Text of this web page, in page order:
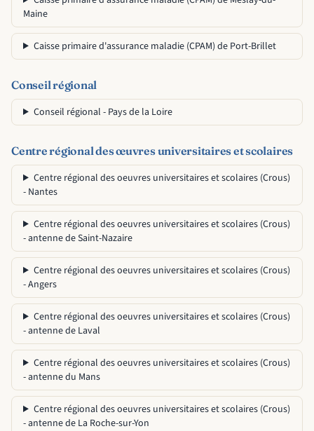
Maine
Caisse primaire d'assurance maladie (CPAM) de Port-Brillet
Conseil régional
Conseil régional - Pays de la Loire
Centre régional des œuvres universitaires et scolaires
Centre régional des oeuvres universitaires et scolaires (Crous)
- Nantes
Centre régional des oeuvres universitaires et scolaires (Crous)
- antenne de Saint-Nazaire
Centre régional des oeuvres universitaires et scolaires (Crous)
- Angers
Centre régional des oeuvres universitaires et scolaires (Crous)
- antenne de Laval
Centre régional des oeuvres universitaires et scolaires (Crous)
- antenne du Mans
Centre régional des oeuvres universitaires et scolaires (Crous)
- antenne de La Roche-sur-Yon